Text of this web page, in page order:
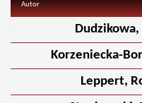
Autor
Korzeniecka-
Leppert,